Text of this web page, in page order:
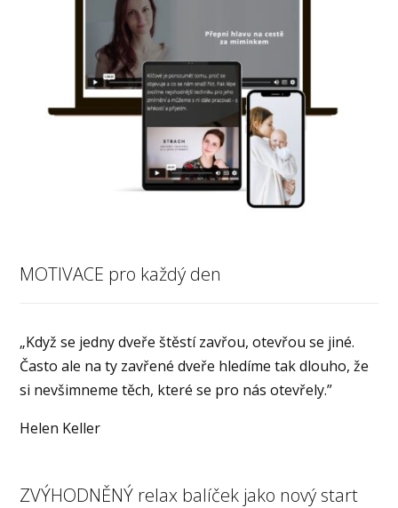
MOTIVACE pro každý den
„Když se jedny dveře štěstí zavřou, otevřou se jiné.
Často ale na ty zavřené dveře hledíme tak dlouho, že
si nevšimneme těch, které se pro nás otevřely.”
Helen Keller
ZVÝHODNĚNÝ relax balíček jako nový start